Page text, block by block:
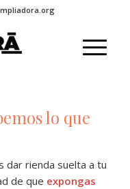
lo que
dar rienda suelta a tu
de que expongas